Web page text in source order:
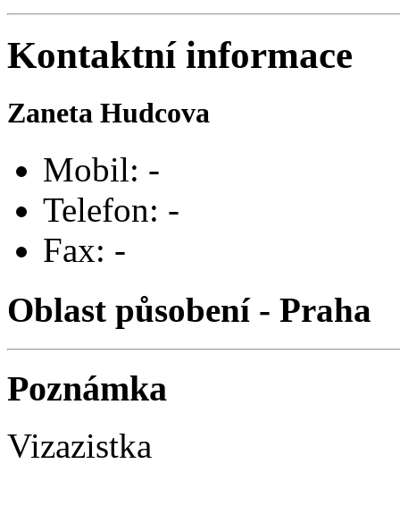
Kontaktní informace
Zaneta Hudcova
Mobil: -
Telefon: -
Fax: -
Oblast působení - Praha
Poznámka
Vizazistka